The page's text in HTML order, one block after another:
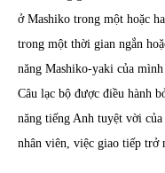
ở Mashiko trong một hoặc
trong một thời gian ngắn
năng Mashiko-yaki của
Câu lạc bộ được điều hành
năng tiếng Anh tuyệt vời
nhân viên, việc giao tiếp trở